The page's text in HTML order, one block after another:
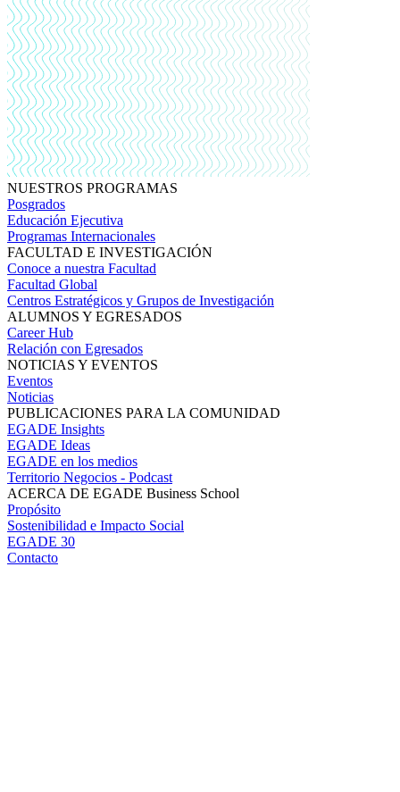
NUESTROS PROGRAMAS
Posgrados
Educación Ejecutiva
Programas Internacionales
FACULTAD E INVESTIGACIÓN
Conoce a nuestra Facultad
Facultad Global
Centros Estratégicos y Grupos de Investigación
ALUMNOS Y EGRESADOS
Career Hub
Relación con Egresados
NOTICIAS Y EVENTOS
Eventos
Noticias
PUBLICACIONES PARA LA COMUNIDAD
EGADE Insights
EGADE Ideas
EGADE en los medios
Territorio Negocios - Podcast
ACERCA DE EGADE Business School
Propósito
Sostenibilidad e Impacto Social
EGADE 30
Contacto